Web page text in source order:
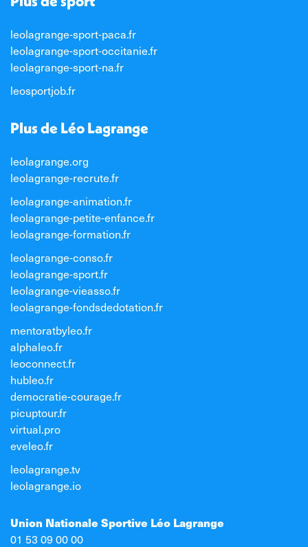
leolagrange-sport-paca.fr
leolagrange-sport-occitanie.fr
leolagrange-sport-na.fr
leosportjob.fr
Plus de Léo Lagrange
leolagrange.org
leolagrange-recrute.fr
leolagrange-animation.fr
leolagrange-petite-enfance.fr
leolagrange-formation.fr
leolagrange-conso.fr
leolagrange-sport.fr
leolagrange-vieasso.fr
leolagrange-fondsdedotation.fr
mentoratbyleo.fr
alphaleo.fr
leoconnect.fr
hubleo.fr
democratie-courage.fr
picuptour.fr
virtual.pro
eveleo.fr
leolagrange.tv
leolagrange.io
Union Nationale Sportive Léo Lagrange
01 53 09 00 00